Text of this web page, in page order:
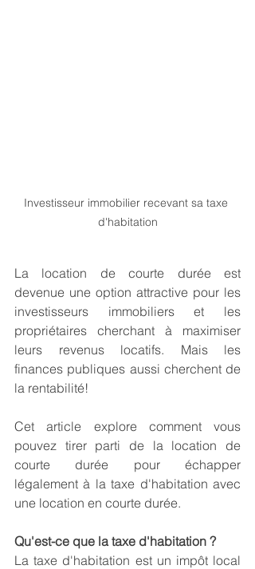
Investisseur immobilier recevant sa taxe
d'habitation
La location de courte durée est
devenue une option attractive pour les
investisseurs immobiliers et les
propriétaires cherchant à maximiser
leurs revenus locatifs. Mais les
finances publiques aussi cherchent de
la rentabilité!
Cet article explore comment vous
pouvez tirer parti de la location de
courte durée pour échapper
légalement à la taxe d'habitation avec
une location en courte durée.
Qu'est-ce que la taxe d'habitation ?
La taxe d'habitation est un impôt local